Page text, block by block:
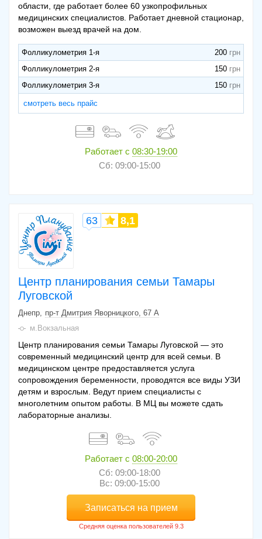
области, где работает более 60 узкопрофильных
медицинских специалистов. Работает дневной стационар,
возможен выезд врачей на дом.
Фолликулометрия 1-я
200
Фолликулометрия 2-я
150
Фолликулометрия 3-я
150
смотреть весь прайс
Работает с 08:30-19:00
Сб: 09:00-15:00
Центр планирования семьи Тамары
Луговской
63 8,1
Днепр
пр-т Дмитрия Яворницкого, 67 А
м.Вокзальная
Центр планирования семьи Тамары Луговской — это
современный медицинский центр для всей семьи. В
медицинском центре предоставляется услуга
сопровождения беременности, проводятся все виды УЗИ
детям и взрослым. Ведут прием специалисты с
многолетним опытом работы. В МЦ вы можете сдать
лабораторные анализы.
Работает с 08:00-20:00
Сб: 09:00-18:00
Вс: 09:00-15:00
Записаться на прием